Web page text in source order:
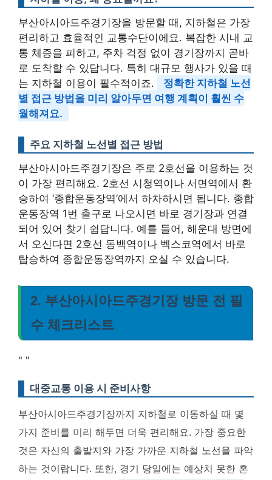
부산아시아드주경기장을 방문할 때, 지하철은 가장
편리하고 효율적인 교통수단이에요. 복잡한 시내 교
통 체증을 피하고, 주차 걱정 없이 경기장까지 곧바
로 도착할 수 있답니다. 특히 대규모 행사가 있을 때
는 지하철 이용이 필수적이죠.
정확한 지하철 노선
별 접근 방법을 미리 알아두면 여행 계획이 훨씬 수
월해져요.
주요 지하철 노선별 접근 방법
부산아시아드주경기장은 주로 2호선을 이용하는 것
이 가장 편리해요. 2호선 시청역이나 서면역에서 환
승하여 ‘종합운동장역’에서 하차하시면 됩니다. 종합
운동장역 1번 출구로 나오시면 바로 경기장과 연결
되어 있어 찾기 쉽답니다. 예를 들어, 해운대 방면에
서 오신다면 2호선 동백역이나 벡스코역에서 바로
탑승하여 종합운동장역까지 오실 수 있습니다.
2. 부산아시아드주경기장 방문 전 필
수 체크리스트
" "
대중교통 이용 시 준비사항
부산아시아드주경기장까지 지하철로 이동하실 때 몇
가지 준비를 미리 해두면 더욱 편리해요. 가장 중요한
것은 자신의 출발지와 가장 가까운 지하철 노선을 파악
하는 것이랍니다. 또한, 경기 당일에는 예상치 못한 혼